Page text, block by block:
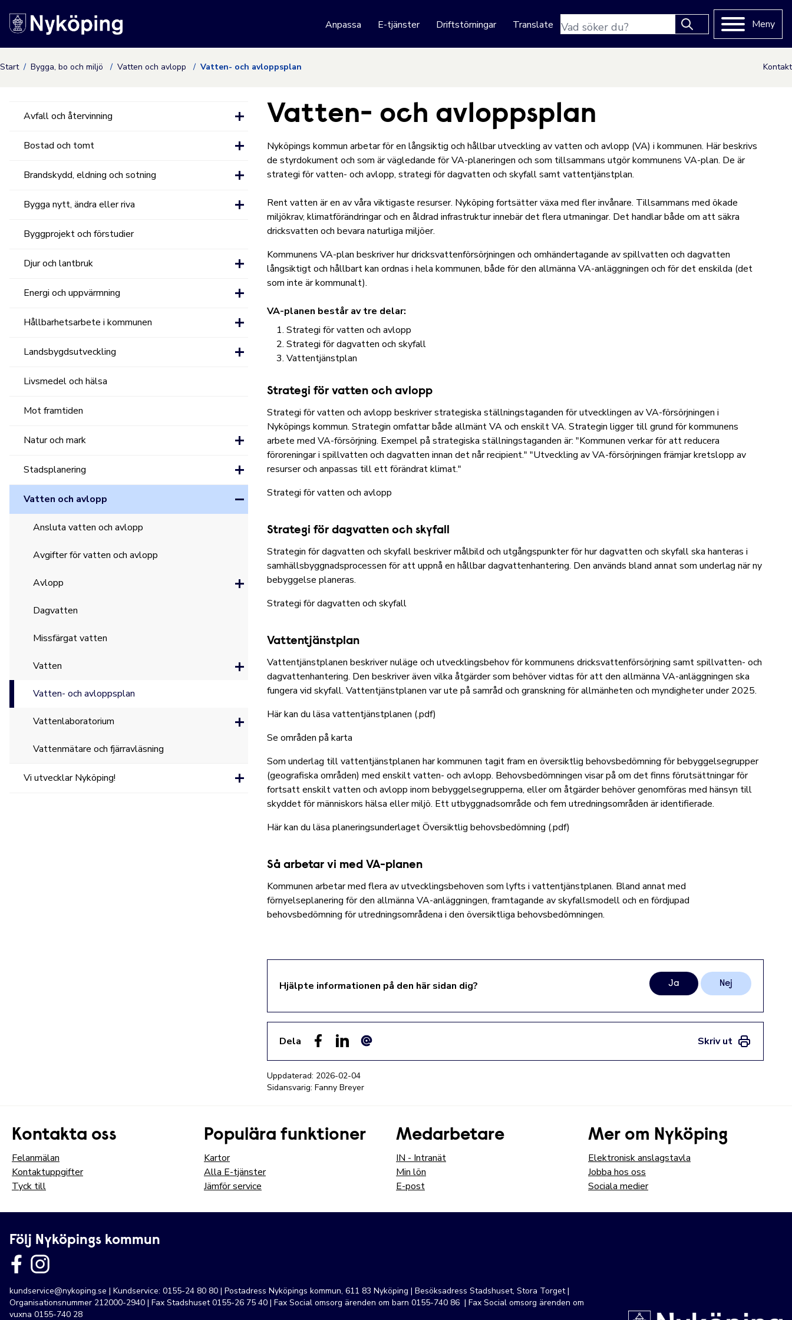
Nyköpings kommuns webbplats
Anpassa E-tjänster Driftstörningar Translate
Sökfras
Meny
Start Bygga, bo och miljö Vatten och avlopp Vatten- och avloppsplan Kontakt
Vatten- och avloppsplan
Nyköpings kommun arbetar för en långsiktig och hållbar utveckling av vatten och avlopp (VA) i kommunen. Här beskrivs
de styrdokument och som är vägledande för VA-planeringen och som tillsammans utgör kommunens VA-plan. De är
strategi för vatten- och avlopp, strategi för dagvatten och skyfall samt vattentjänstplan.
Rent vatten är en av våra viktigaste resurser. Nyköping fortsätter växa med fler invånare. Tillsammans med ökade
miljökrav, klimatförändringar och en åldrad infrastruktur innebär det flera utmaningar. Det handlar både om att säkra
dricksvatten och bevara naturliga miljöer.
Kommunens VA-plan beskriver hur dricksvattenförsörjningen och omhändertagande av spillvatten och dagvatten
långsiktigt och hållbart kan ordnas i hela kommunen, både för den allmänna VA-anläggningen och för det enskilda (det
som inte är kommunalt).
VA-planen består av tre delar:
Strategi för vatten och avlopp
Strategi för dagvatten och skyfall
Vattentjänstplan
Strategi för vatten och avlopp
Strategi för vatten och avlopp beskriver strategiska ställningstaganden för utvecklingen av VA-försörjningen i
Nyköpings kommun. Strategin omfattar både allmänt VA och enskilt VA. Strategin ligger till grund för kommunens
arbete med VA-försörjning. Exempel på strategiska ställningstaganden är: "Kommunen verkar för att reducera
föroreningar i spillvatten och dagvatten innan det når recipient." "Utveckling av VA-försörjningen främjar kretslopp av
resurser och anpassas till ett förändrat klimat."
Strategi för vatten och avlopp
Strategi för dagvatten och skyfall
Strategin för dagvatten och skyfall beskriver målbild och utgångspunkter för hur dagvatten och skyfall ska hanteras i
samhällsbyggnadsprocessen för att uppnå en hållbar dagvattenhantering. Den används bland annat som underlag när ny
bebyggelse planeras.
Strategi för dagvatten och skyfall
Vattentjänstplan
Vattentjänstplanen beskriver nuläge och utvecklingsbehov för kommunens dricksvattenförsörjning samt spillvatten- och
dagvattenhantering. Den beskriver även vilka åtgärder som behöver vidtas för att den allmänna VA-anläggningen ska
fungera vid skyfall. Vattentjänstplanen var ute på samråd och granskning för allmänheten och myndigheter under 2025.
Här kan du läsa vattentjänstplanen (.pdf)
Se områden på karta
Som underlag till vattentjänstplanen har kommunen tagit fram en översiktlig behovsbedömning för bebyggelsegrupper
(geografiska områden) med enskilt vatten- och avlopp. Behovsbedömningen visar på om det finns förutsättningar för
fortsatt enskilt vatten och avlopp inom bebyggelsegrupperna, eller om åtgärder behöver genomföras med hänsyn till
skyddet för människors hälsa eller miljö. Ett utbyggnadsområde och fem utredningsområden är identifierade.
Här kan du läsa planeringsunderlaget Översiktlig behovsbedömning (.pdf)
Så arbetar vi med VA-planen
Kommunen arbetar med flera av utvecklingsbehoven som lyfts i vattentjänstplanen. Bland annat med
förnyelseplanering för den allmänna VA-anläggningen, framtagande av skyfallsmodell och en fördjupad
behovsbedömning för utredningsområdena i den översiktliga behovsbedömningen.
Hjälpte informationen på den här sidan dig? Ja Nej
Dela
Skriv ut
Uppdaterad: 2026-02-04
Sidansvarig: Fanny Breyer
Avfall och återvinning
Bostad och tomt
Brandskydd, eldning och sotning
Bygga nytt, ändra eller riva
Byggprojekt och förstudier
Djur och lantbruk
Energi och uppvärmning
Hållbarhetsarbete i kommunen
Landsbygdsutveckling
Livsmedel och hälsa
Mot framtiden
Natur och mark
Stadsplanering
Vatten och avlopp
Ansluta vatten och avlopp
Avgifter för vatten och avlopp
Avlopp
Dagvatten
Missfärgat vatten
Vatten
Vatten- och avloppsplan
Vattenlaboratorium
Vattenmätare och fjärravläsning
Vi utvecklar Nyköping!
Kontakta oss
Felanmälan
Kontaktuppgifter
Tyck till
Populära funktioner
Kartor
Alla E-tjänster
Jämför service
Medarbetare
IN - Intranät
Min lön
E-post
Mer om Nyköping
Elektronisk anslagstavla
Jobba hos oss
Sociala medier
Följ Nyköpings kommun
kundservice@nykoping.se | Kundservice: 0155-24 80 80 | Postadress Nyköpings kommun, 611 83 Nyköping | Besöksadress Stadshuset, Stora Torget |
Organisationsnummer 212000-2940 | Fax Stadshuset 0155-26 75 40 | Fax Social omsorg ärenden om barn 0155-740 86 | Fax Social omsorg ärenden om
vuxna 0155-740 28